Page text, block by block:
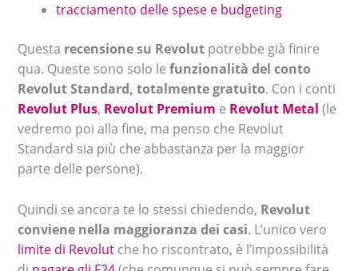
tracciamento delle spese e budgeting
Questa recensione su Revolut potrebbe già finire
qua. Queste sono solo le funzionalità del conto
Revolut Standard, totalmente gratuito. Con i conti
Revolut Plus, Revolut Premium e Revolut Metal (le
vedremo poi alla fine, ma penso che Revolut
Standard sia più che abbastanza per la maggior
parte delle persone).
Quindi se ancora te lo stessi chiedendo, Revolut
conviene nella maggioranza dei casi. L’unico vero
limite di Revolut che ho riscontrato, è l’impossibilità